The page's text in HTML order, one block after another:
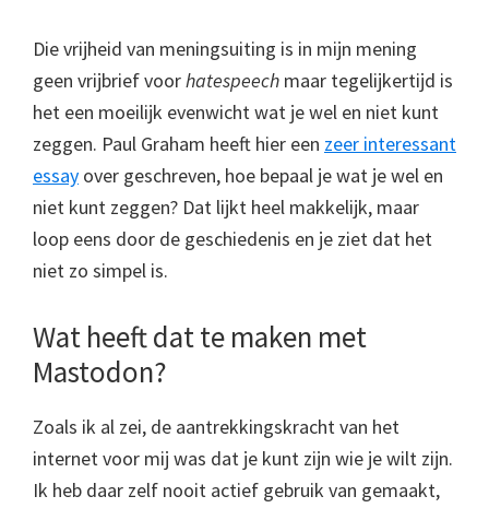
Die vrijheid van meningsuiting is in mijn mening
geen vrijbrief voorhatespeech maar tegelijkertijd is
het een moeilijk evenwicht wat je wel en niet kunt
zeggen. Paul Graham heeft hier een zeer interessant
essay over geschreven, hoe bepaal je wat je wel en
niet kunt zeggen? Dat lijkt heel makkelijk, maar
loop eens door de geschiedenis en je ziet dat het
niet zo simpel is.
Wat heeft dat te maken met
Mastodon?
Zoals ik al zei, de aantrekkingskracht van het
internet voor mij was dat je kunt zijn wie je wilt zijn.
Ik heb daar zelf nooit actief gebruik van gemaakt,